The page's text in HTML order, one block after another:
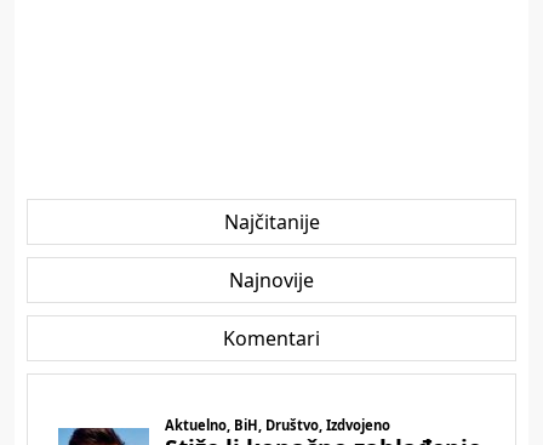
Najčitanije
Najnovije
Komentari